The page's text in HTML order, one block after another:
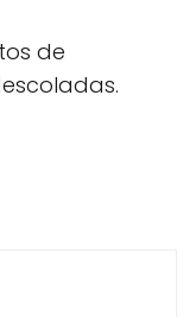
de